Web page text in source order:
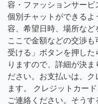
容・ファッションサー
個別チャットができる
容、希望日時、場所など
ここで金額などの交渉
受ける」ボタンを押し
りますので、詳細が決ま
ださい。お支払いは、
ます。 クレジットカー
ご連絡ください。そう